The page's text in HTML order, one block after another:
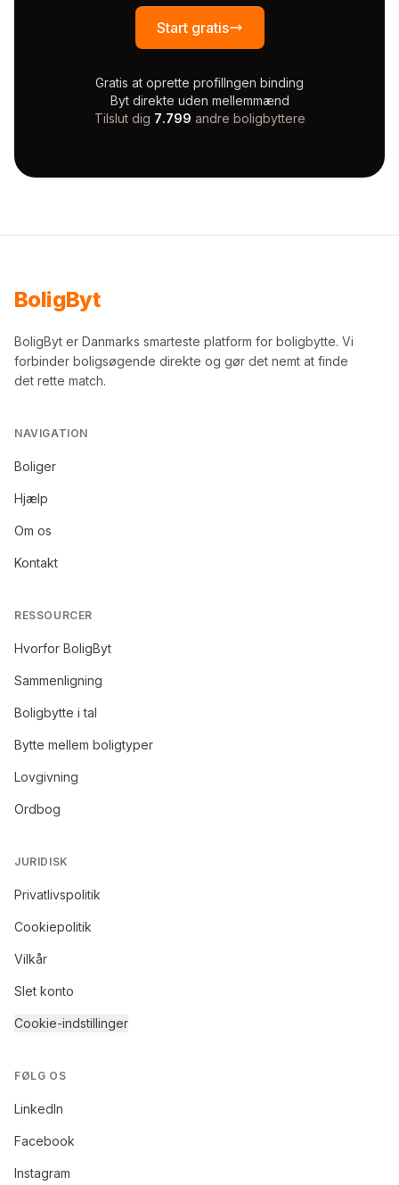
Start gratis
Gratis at oprette profilIngen binding
Byt direkte uden mellemmænd
Tilslut dig 7.799 andre boligbyttere
BoligByt
BoligByt er Danmarks smarteste platform for boligbytte. Vi
forbinder boligsøgende direkte og gør det nemt at finde
det rette match.
NAVIGATION
Boliger
Hjælp
Om os
Kontakt
RESSOURCER
Hvorfor BoligByt
Sammenligning
Boligbytte i tal
Bytte mellem boligtyper
Lovgivning
Ordbog
JURIDISK
Privatlivspolitik
Cookiepolitik
Vilkår
Slet konto
Cookie-indstillinger
FØLG OS
LinkedIn
Facebook
Instagram